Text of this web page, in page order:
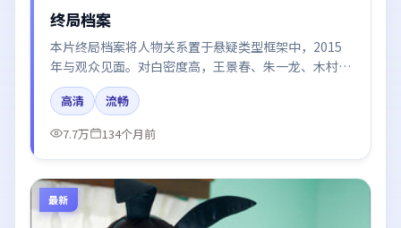
终局档案
本片终局档案将人物关系置于悬疑类型框架中，2015
年与观众见面。对白密度高，王景春、朱一龙、木村拓
哉、迪丽热巴的台词节奏值得关注；整体气质偏韩国都
市与冷色调摄影。
高清
流畅
7.7万
134个月前
最新